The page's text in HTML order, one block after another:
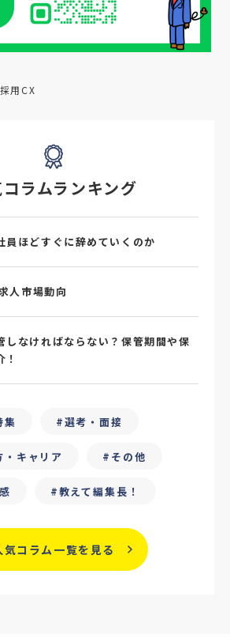
採用CX
#メリット #ベネフィット
#業界動向 #採用力
#求人広告
#転職イベント #転職フェア
げ #人事数珠繋ぎ
#競合他社
ス保護新法 #デイワーク
ギグワーク #面接
め方 #面接評価シート
#業界別
#労務 #リーダーシップ
ラムランキング
員ほどすぐに辞めていくのか
人市場動向
しなければならない？保管期間や保
集 選考・面接
・キャリア その他
教えて編集長！
気コラム一覧を見る